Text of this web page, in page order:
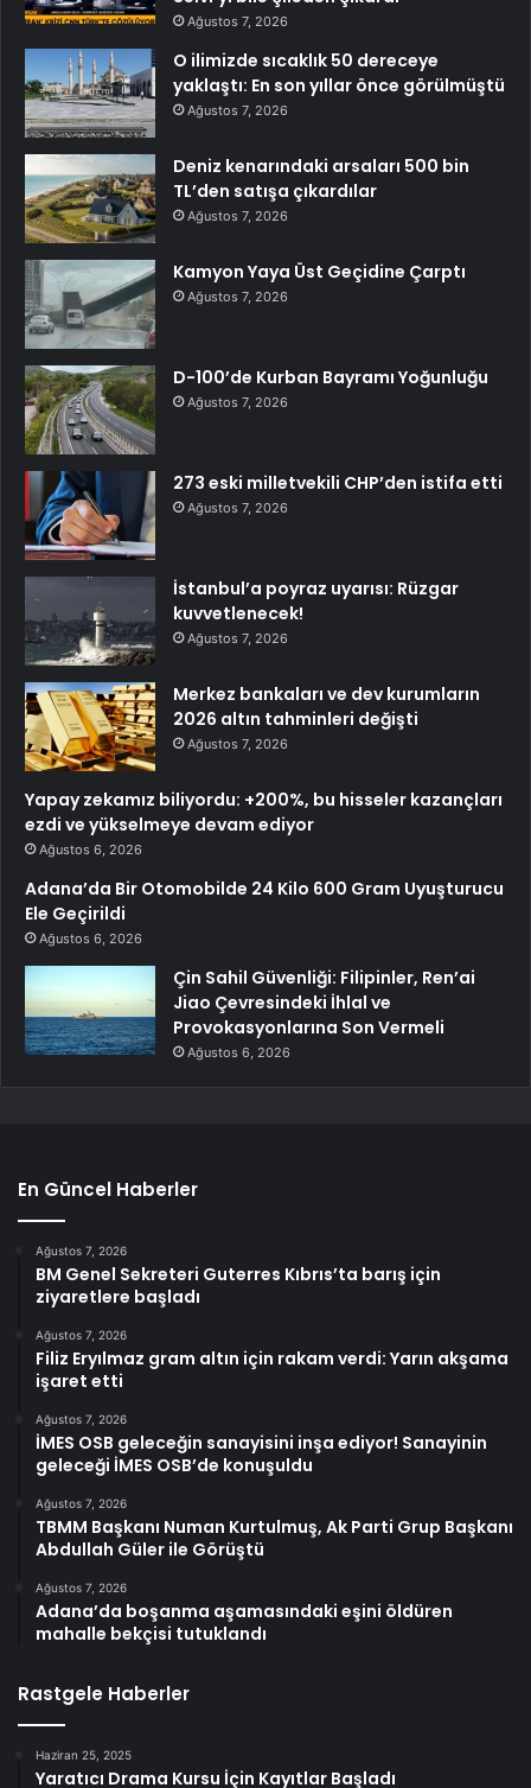
Ağustos 7, 2026
O ilimizde sıcaklık 50 dereceye
yaklaştı: En son yıllar önce görülmüştü
Ağustos 7, 2026
Deniz kenarındaki arsaları 500 bin
TL’den satışa çıkardılar
Ağustos 7, 2026
Kamyon Yaya Üst Geçidine Çarptı
Ağustos 7, 2026
D-100’de Kurban Bayramı Yoğunluğu
Ağustos 7, 2026
273 eski milletvekili CHP’den istifa etti
Ağustos 7, 2026
İstanbul’a poyraz uyarısı: Rüzgar
kuvvetlenecek!
Ağustos 7, 2026
Merkez bankaları ve dev kurumların
2026 altın tahminleri değişti
Ağustos 7, 2026
Yapay zekamız biliyordu: +200%, bu hisseler kazançları
ezdi ve yükselmeye devam ediyor
Ağustos 6, 2026
Adana’da Bir Otomobilde 24 Kilo 600 Gram Uyuşturucu
Ele Geçirildi
Ağustos 6, 2026
Çin Sahil Güvenliği: Filipinler, Ren’ai
Jiao Çevresindeki İhlal ve
Provokasyonlarına Son Vermeli
Ağustos 6, 2026
En Güncel Haberler
Ağustos 7, 2026
BM Genel Sekreteri Guterres Kıbrıs’ta barış için
ziyaretlere başladı
Ağustos 7, 2026
Filiz Eryılmaz gram altın için rakam verdi: Yarın akşama
işaret etti
Ağustos 7, 2026
İMES OSB geleceğin sanayisini inşa ediyor! Sanayinin
geleceği İMES OSB’de konuşuldu
Ağustos 7, 2026
TBMM Başkanı Numan Kurtulmuş, Ak Parti Grup Başkanı
Abdullah Güler ile Görüştü
Ağustos 7, 2026
Adana’da boşanma aşamasındaki eşini öldüren
mahalle bekçisi tutuklandı
Rastgele Haberler
Haziran 25, 2025
Yaratıcı Drama Kursu İçin Kayıtlar Başladı